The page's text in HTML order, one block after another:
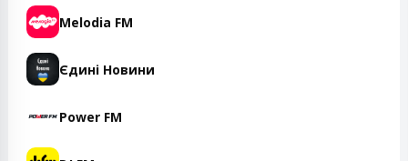
Melodia FM
Єдині Новини
Power FM